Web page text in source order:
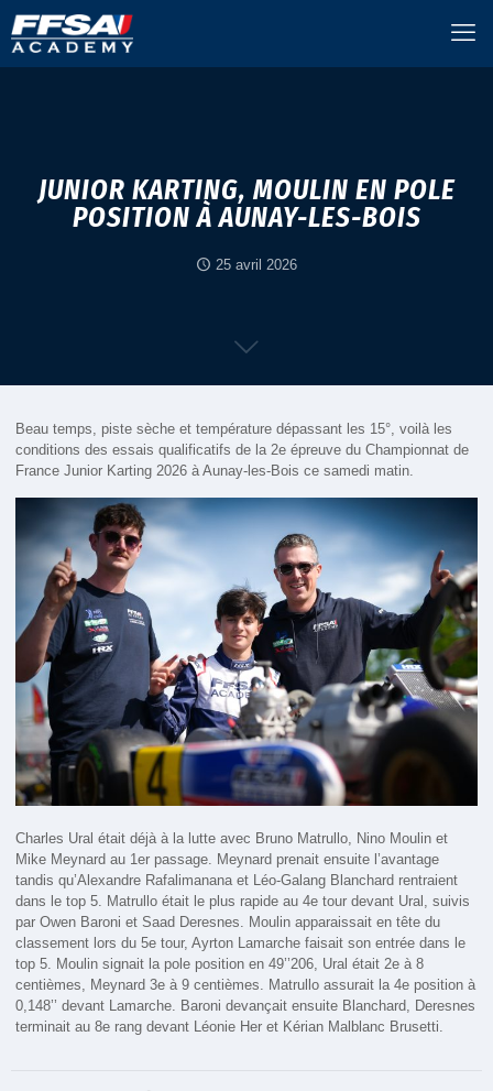
JUNIOR KARTING, MOULIN EN POLE
POSITION À AUNAY-LES-BOIS
25 avril 2026
Beau temps, piste sèche et température dépassant les 15°, voilà les
conditions des essais qualificatifs de la 2e épreuve du Championnat de
France Junior Karting 2026 à Aunay-les-Bois ce samedi matin.
Charles Ural était déjà à la lutte avec Bruno Matrullo, Nino Moulin et
Mike Meynard au 1er passage. Meynard prenait ensuite l’avantage
tandis qu’Alexandre Rafalimanana et Léo-Galang Blanchard rentraient
dans le top 5. Matrullo était le plus rapide au 4e tour devant Ural, suivis
par Owen Baroni et Saad Deresnes. Moulin apparaissait en tête du
classement lors du 5e tour, Ayrton Lamarche faisait son entrée dans le
top 5. Moulin signait la pole position en 49’’206, Ural était 2e à 8
centièmes, Meynard 3e à 9 centièmes. Matrullo assurait la 4e position à
0,148’’ devant Lamarche. Baroni devançait ensuite Blanchard, Deresnes
terminait au 8e rang devant Léonie Her et Kérian Malblanc Brusetti.